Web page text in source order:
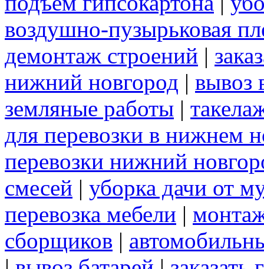
воздушно-пузырьковая
демонтаж строений |
нижний новгород | вывоз
земляные работы |
для перевозки в нижнем
перевозки нижний
смесей | уборка дачи от
перевозка мебели |
сборщиков |